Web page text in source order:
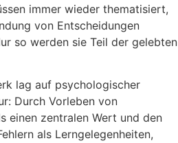
immer wieder thematisiert,
von Entscheidungen
so werden sie Teil der gelebten
lag auf psychologischer
Durch Vorleben von
einen zentralen Wert und den
als Lerngelegenheiten,